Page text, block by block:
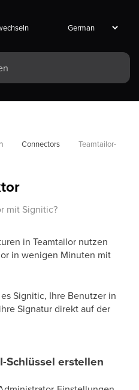
Connectors
Teamtailor-
mit Signitic?
in Teamtailor nutzen
in wenigen Minuten mit
Signitic, Ihre Benutzer in
Signatur direkt auf der
Schlüssel erstellen